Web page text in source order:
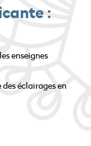
:
enseignes
éclairages en